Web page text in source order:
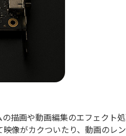
描画や動画編集のエフェクト
像がカクついたり、動画のレ